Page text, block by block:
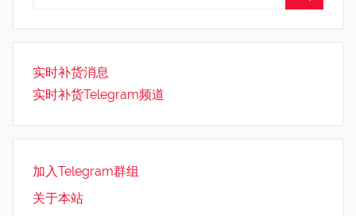
实时补货消息
实时补货Telegram频道
加入Telegram群组
关于本站